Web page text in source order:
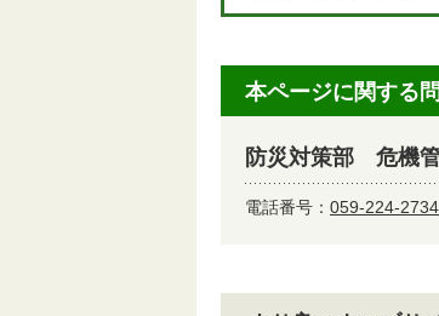
本ページに関する
防災対策部 危機
電話番号： 059-224-2734